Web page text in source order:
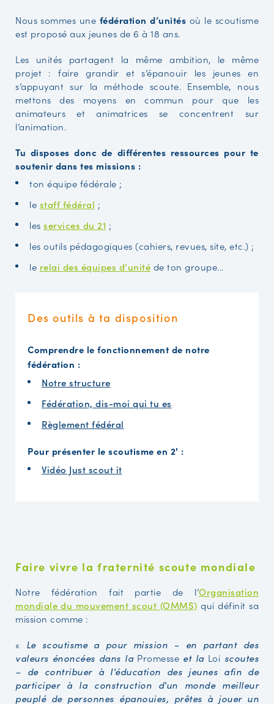
Nous sommes une fédération d’unités où le scoutisme
est proposé aux jeunes de 6 à 18 ans.
Les unités partagent la même ambition, le même
projet : faire grandir et s’épanouir les jeunes en
s’appuyant sur la méthode scoute. Ensemble, nous
mettons des moyens en commun pour que les
animateurs et animatrices se concentrent sur
l’animation.
Tu disposes donc de différentes ressources pour te
soutenir dans tes missions :
ton équipe fédérale ;
le staff fédéral ;
les services du 21 ;
les outils pédagogiques (cahiers, revues, site, etc.) ;
le relai des équipes d’unité de ton groupe...
Des outils à ta disposition
Comprendre le fonctionnement de notre
fédération :
Notre structure
Fédération, dis-moi qui tu es
Règlement fédéral
Pour présenter le scoutisme en 2' :
Vidéo Just scout it
Faire vivre la fraternité scoute mondiale
Notre fédération fait partie de l’Organisation
mondiale du mouvement scout (OMMS) qui définit sa
mission comme :
« Le scoutisme a pour mission – en partant des
valeurs énoncées dans la Promesse et la Loi scoutes
– de contribuer à l'éducation des jeunes afin de
participer à la construction d'un monde meilleur
peuplé de personnes épanouies, prêtes à jouer un